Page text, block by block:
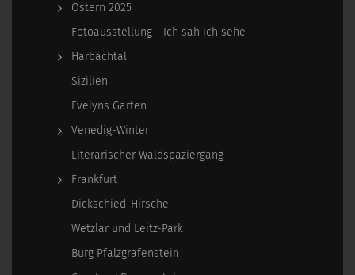
Ostern 2025
Fotoausstellung - Ich sah ich sehe
Harbachtal
Sizilien
Evelyns Garten
Venedig-Winter
Literarischer Waldspaziergang
Frankfurt
Dickschied-Hirsche
Wetzlar und Leitz-Park
Burg Pfalzgrafenstein